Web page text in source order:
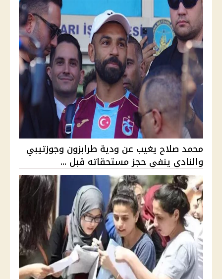
محمد صلاح يغيب عن ودية طرابزون وجوزتيبي
والنادي ينفي حجز مستحقاته قبل ...